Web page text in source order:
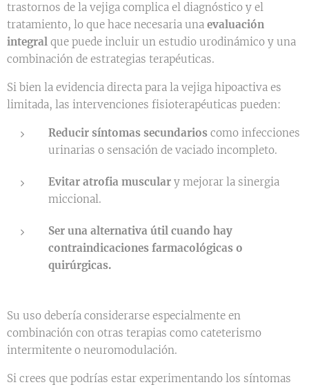
trastornos de la vejiga complica el diagnóstico y el
tratamiento, lo que hace necesaria una evaluación
integral que puede incluir un estudio urodinámico y una
combinación de estrategias terapéuticas.
Si bien la evidencia directa para la vejiga hipoactiva es
limitada, las intervenciones fisioterapéuticas pueden:
Reducir síntomas secundarios como infecciones
urinarias o sensación de vaciado incompleto.
Evitar atrofia muscular y mejorar la sinergia
miccional.
Ser una alternativa útil cuando hay
contraindicaciones farmacológicas o
quirúrgicas.
Su uso debería considerarse especialmente en
combinación con otras terapias como cateterismo
intermitente o neuromodulación.
Si crees que podrías estar experimentando los síntomas